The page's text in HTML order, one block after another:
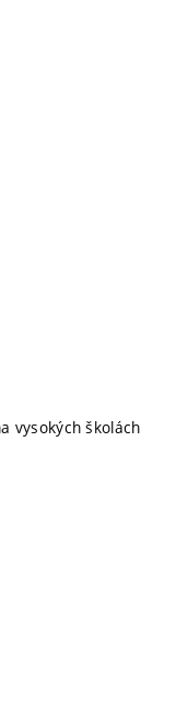
vysokých školách